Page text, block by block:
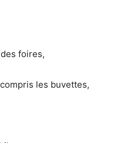
foires,
les buvettes,